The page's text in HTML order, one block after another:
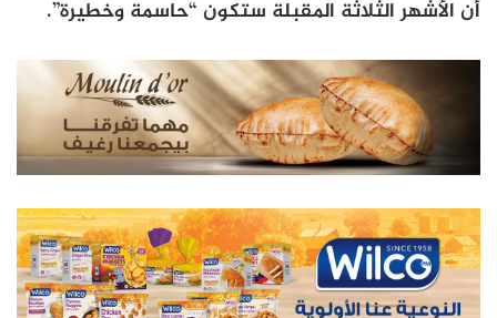
أن الأشهر الثلاثة المقبلة ستكون “حاسمة وخطيرة”.